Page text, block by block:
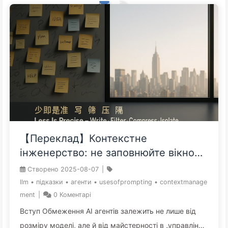
【Переклад】Контекстне
інженерство: не заповнюйте вікно
забагато! Використовуйте методи
запису, відбору, стиснення та
ізоляції, щоб тримати шум зовні —
повільно вчимося AI170
Створено 2025-08-07
llm • підказки • агенти • usesofprompting • contextmanage
ment
0 Коментарі
Вступ Обмеження AI агентів залежить не лише від
розміру моделі, але й від майстерності в „управлінні